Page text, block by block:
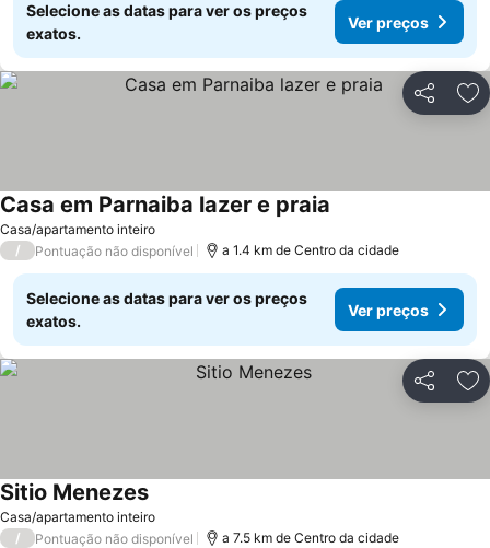
Selecione as datas para ver os preços
exatos.
Ver preços
Partilhar
Casa/apartamento inteiro
Casa em Parnaiba lazer e praia
/ Pontuação não disponível a 1.4 km de Centro da cidade
Selecione as datas para ver os preços
exatos.
Ver preços
Partilhar
Casa/apartamento inteiro
Sitio Menezes
/ Pontuação não disponível a 7.5 km de Centro da cidade